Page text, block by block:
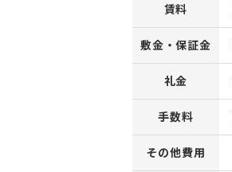
賃料
敷金・保証金
礼金
手数料
その他費用